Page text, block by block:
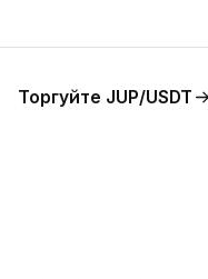
Торгуйте JUP/USDT